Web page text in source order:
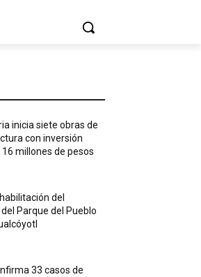
inicia siete obras de
con inversión
millones de pesos
del
Parque del Pueblo
33 casos de